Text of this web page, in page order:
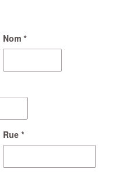
Nom *
Rue *